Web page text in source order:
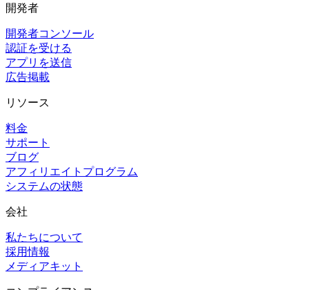
開発者
開発者コンソール
認証を受ける
アプリを送信
広告掲載
リソース
料金
サポート
ブログ
アフィリエイトプログラム
システムの状態
会社
私たちについて
採用情報
メディアキット